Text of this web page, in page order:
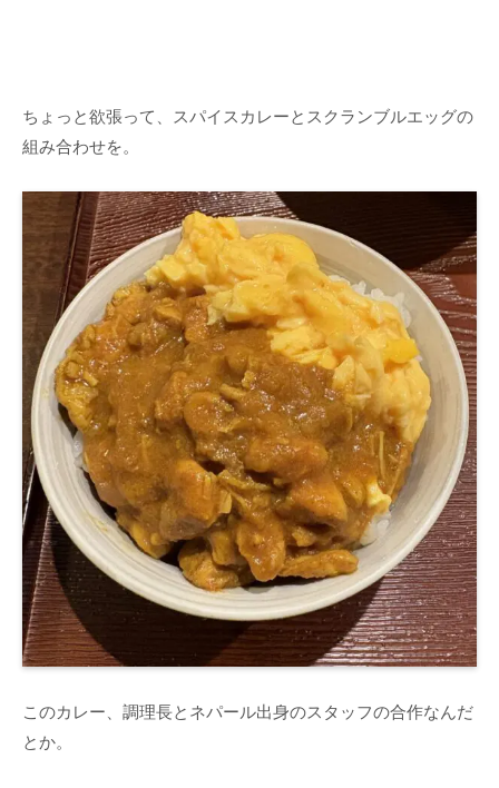
ちょっと欲張って、スパイスカレーとスクランブルエッグの
組み合わせを。
このカレー、調理長とネパール出身のスタッフの合作なんだ
とか。